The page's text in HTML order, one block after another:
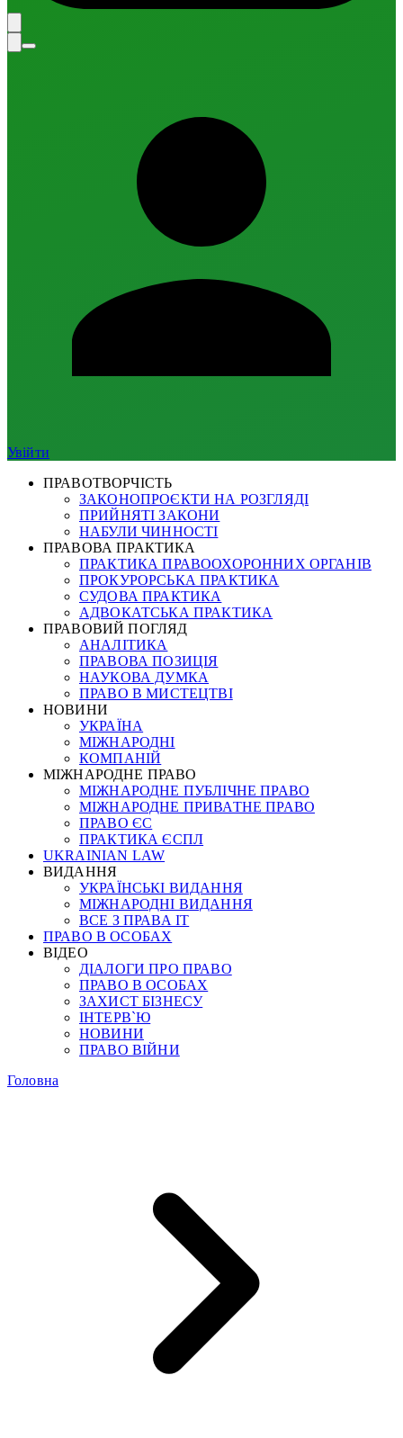
Увійти
ПРАВОТВОРЧІСТЬ
ЗАКОНОПРОЄКТИ НА РОЗГЛЯДІ
ПРИЙНЯТІ ЗАКОНИ
НАБУЛИ ЧИННОСТІ
ПРАВОВА ПРАКТИКА
ПРАКТИКА ПРАВООХОРОННИХ ОРГАНІВ
ПРОКУРОРСЬКА ПРАКТИКА
СУДОВА ПРАКТИКА
АДВОКАТСЬКА ПРАКТИКА
ПРАВОВИЙ ПОГЛЯД
АНАЛІТИКА
ПРАВОВА ПОЗИЦІЯ
НАУКОВА ДУМКА
ПРАВО В МИСТЕЦТВІ
НОВИНИ
УКРАЇНА
МІЖНАРОДНІ
КОМПАНІЙ
МІЖНАРОДНЕ ПРАВО
МІЖНАРОДНЕ ПУБЛІЧНЕ ПРАВО
МІЖНАРОДНЕ ПРИВАТНЕ ПРАВО
ПРАВО ЄС
ПРАКТИКА ЄСПЛ
UKRAINIAN LAW
ВИДАННЯ
УКРАЇНСЬКІ ВИДАННЯ
МІЖНАРОДНІ ВИДАННЯ
ВСЕ З ПРАВА ІТ
ПРАВО В ОСОБАХ
ВІДЕО
ДІАЛОГИ ПРО ПРАВО
ПРАВО В ОСОБАХ
ЗАХИСТ БІЗНЕСУ
ІНТЕРВ`Ю
НОВИНИ
ПРАВО ВІЙНИ
Головна